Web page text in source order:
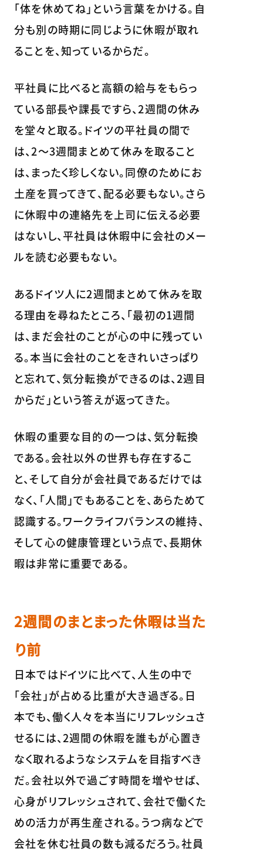
「体を休めてね」という言葉をかける。自
分も別の時期に同じように休暇が取れ
ることを、知っているからだ。
平社員に比べると高額の給与をもらっ
ている部長や課長ですら、2週間の休み
を堂々と取る。ドイツの平社員の間で
は、2～3週間まとめて休みを取ること
は、まったく珍しくない。同僚のためにお
土産を買ってきて、配る必要もない。さら
に休暇中の連絡先を上司に伝える必要
はないし、平社員は休暇中に会社のメー
ルを読む必要もない。
あるドイツ人に2週間まとめて休みを取
る理由を尋ねたところ、「最初の1週間
は、まだ会社のことが心の中に残ってい
る。本当に会社のことをきれいさっぱり
と忘れて、気分転換ができるのは、2週目
からだ」という答えが返ってきた。
休暇の重要な目的の一つは、気分転換
である。会社以外の世界も存在するこ
と、そして自分が会社員であるだけでは
なく、「人間」でもあることを、あらためて
認識する。ワークライフバランスの維持、
そして心の健康管理という点で、長期休
暇は非常に重要である。
2週間のまとまった休暇は当た
り前
日本ではドイツに比べて、人生の中で
「会社」が占める比重が大き過ぎる。日
本でも、働く人々を本当にリフレッシュさ
せるには、2週間の休暇を誰もが心置き
なく取れるようなシステムを目指すべき
だ。会社以外で過ごす時間を増やせば、
心身がリフレッシュされて、会社で働くた
めの活力が再生産される。うつ病などで
会社を休む社員の数も減るだろう。社員